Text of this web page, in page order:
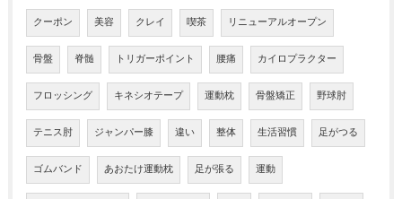
クーポン 美容 クレイ 喫茶 リニューアルオープン
骨盤 脊髄 トリガーポイント 腰痛 カイロプラクター
フロッシング キネシオテープ 運動枕 骨盤矯正 野球肘
テニス肘 ジャンパー膝 違い 整体 生活習慣 足がつる
ゴムバンド あおたけ運動枕 足が張る 運動